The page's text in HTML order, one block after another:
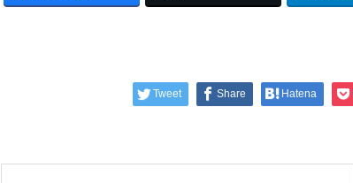
Tweet Share Hatena